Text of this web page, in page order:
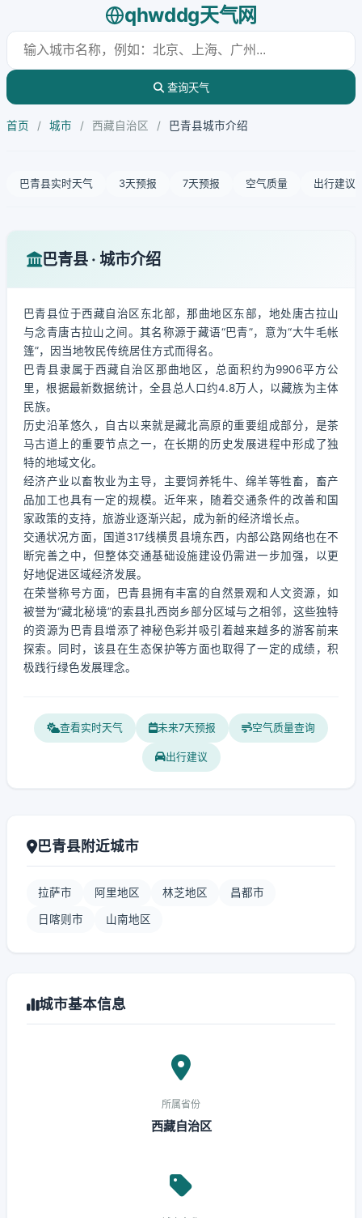
qhwddg天气网
查询天气
首页 / 城市 / 西藏自治区 / 巴青县城市介绍
巴青县实时天气 3天预报 7天预报 空气质量 出行建议
巴青县 · 城市介绍
巴青县位于西藏自治区东北部，那曲地区东部，地处唐古拉山
与念青唐古拉山之间。其名称源于藏语“巴青”，意为“大牛毛帐
篷”，因当地牧民传统居住方式而得名。
巴青县隶属于西藏自治区那曲地区，总面积约为9906平方公
里，根据最新数据统计，全县总人口约4.8万人，以藏族为主体
民族。
历史沿革悠久，自古以来就是藏北高原的重要组成部分，是茶
马古道上的重要节点之一，在长期的历史发展进程中形成了独
特的地域文化。
经济产业以畜牧业为主导，主要饲养牦牛、绵羊等牲畜，畜产
品加工也具有一定的规模。近年来，随着交通条件的改善和国
家政策的支持，旅游业逐渐兴起，成为新的经济增长点。
交通状况方面，国道317线横贯县境东西，内部公路网络也在不
断完善之中，但整体交通基础设施建设仍需进一步加强，以更
好地促进区域经济发展。
在荣誉称号方面，巴青县拥有丰富的自然景观和人文资源，如
被誉为“藏北秘境”的索县扎西岗乡部分区域与之相邻，这些独特
的资源为巴青县增添了神秘色彩并吸引着越来越多的游客前来
探索。同时，该县在生态保护等方面也取得了一定的成绩，积
极践行绿色发展理念。
查看实时天气 未来7天预报 空气质量查询
出行建议
巴青县附近城市
拉萨市 阿里地区 林芝地区 昌都市
日喀则市 山南地区
城市基本信息
所属省份
西藏自治区